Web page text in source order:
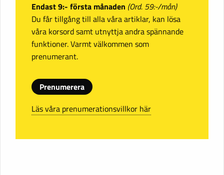
Endast 9:- första månaden (Ord. 59:-/mån)
Du får tillgång till alla våra artiklar, kan lösa
våra korsord samt utnyttja andra spännande
funktioner. Varmt välkommen som
prenumerant.
Prenumerera
Läs våra prenumerationsvillkor här